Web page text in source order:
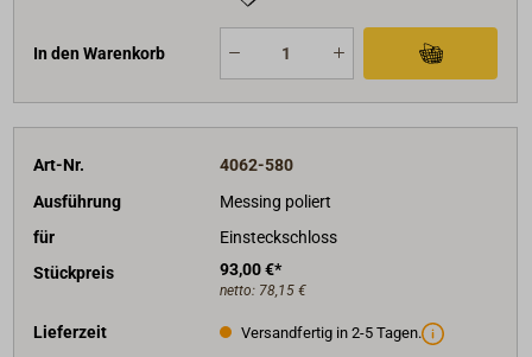
In den Warenkorb
Art-Nr.
4062-580
Ausführung
Messing poliert
für
Einsteckschloss
Stückpreis
93,00 €*
netto: 78,15 €
Lieferzeit Versandfertig in 2-5 Tagen.